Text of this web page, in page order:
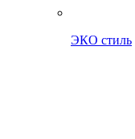
ЭКО стиль